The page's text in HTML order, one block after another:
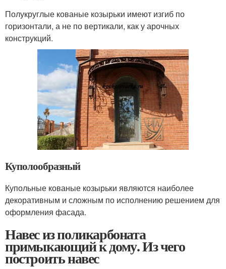
Полукруглые кованые козырьки имеют изгиб по
горизонтали, а не по вертикали, как у арочных
конструкций.
Куполообразный
Купольные кованые козырьки являются наиболее
декоративным и сложным по исполнению решением для
оформления фасада.
Навес из поликарбоната
примыкающий к дому. Из чего
построить навес